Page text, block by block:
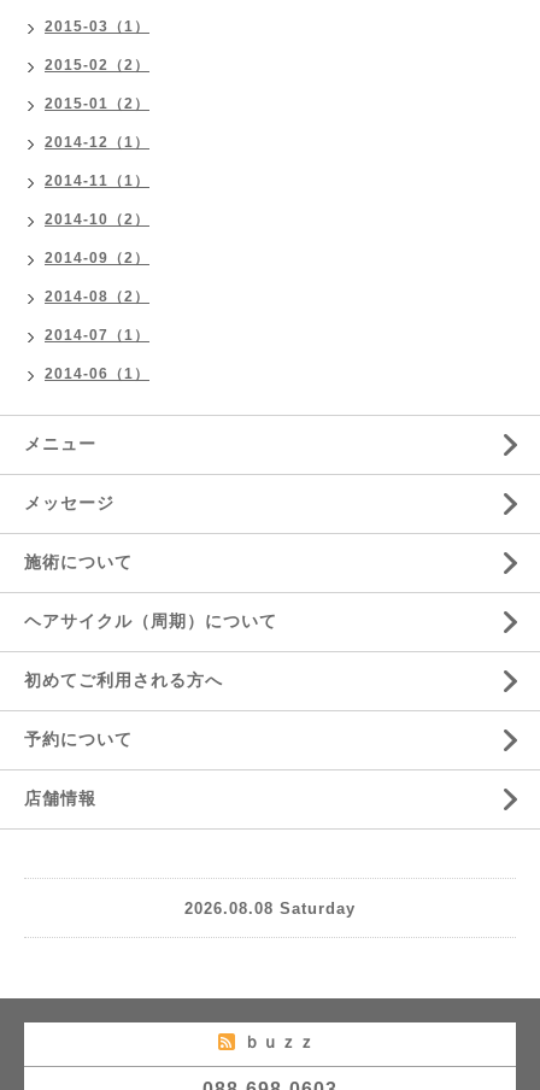
2015-03（1）
2015-02（2）
2015-01（2）
2014-12（1）
2014-11（1）
2014-10（2）
2014-09（2）
2014-08（2）
2014-07（1）
2014-06（1）
メニュー
メッセージ
施術について
ヘアサイクル（周期）について
初めてご利用される方へ
予約について
店舗情報
2026.08.08 Saturday
ｂｕｚｚ